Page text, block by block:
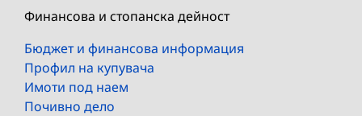
Финансова и стопанска дейност
Бюджет и финансова информация
Профил на купувача
Имоти под наем
Почивно дело